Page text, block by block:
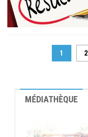
1 2
MÉDIATHÈQUE